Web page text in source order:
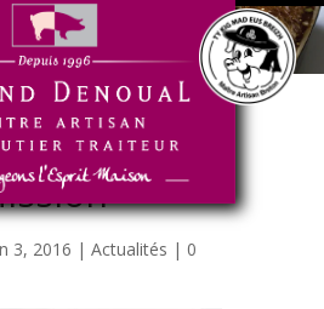
jeunes
3, 2016 | Actualités | 0